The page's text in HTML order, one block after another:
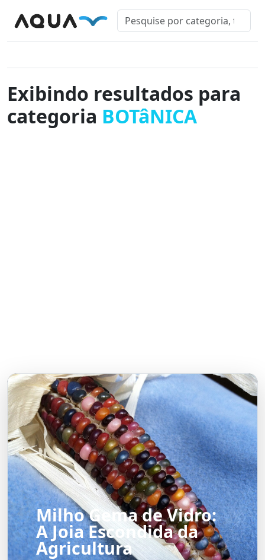
Exibindo resultados para
categoria BOTâNICA
Milho Gema de Vidro:
A Joia Escondida da
Agricultura